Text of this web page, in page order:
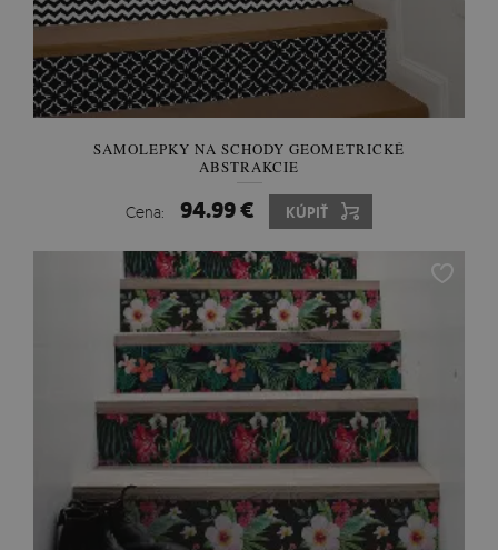
SAMOLEPKY NA SCHODY GEOMETRICKÉ
ABSTRAKCIE
Cena: 94.99 € KÚPIŤ